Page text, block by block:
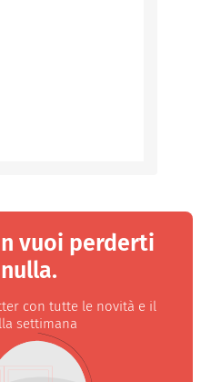
vuoi perderti
con tutte le novità e il
settimana